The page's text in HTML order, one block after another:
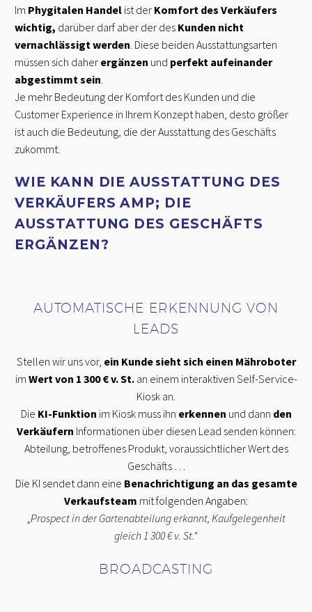
Im Phygitalen Handel ist der Komfort des Verkäufers
wichtig, darüber darf aber der des Kunden nicht
vernachlässigt werden . Diese beiden Ausstattungsarten
müssen sich daher ergänzen und perfekt aufeinander
abgestimmt sein
Je mehr Bedeutung der Komfort des Kunden und die
Customer Experience in Ihrem Konzept haben, desto größer
ist auch die Bedeutung, die der Ausstattung des Geschäfts
zukommt.
WIE KANN DIE AUSSTATTUNG DES
VERKÄUFERS AMP; DIE
AUSSTATTUNG DES GESCHÄFTS
ERGÄNZEN?
AUTOMATISCHE ERKENNUNG VON
LEADS
Stellen wir uns vor, ein Kunde sieht sich einen Mähroboter
im Wert von 1 300 € v. St. an einem interaktiven Self-Service-
Kiosk an.
Die KI-Funktion im Kiosk muss ihn erkennen und dann den
Verkäufern Informationen über diesen Lead senden können:
Abteilung, betroffenes Produkt, voraussichtlicher Wert des
Geschäfts …
Die KI sendet dann eine Benachrichtigung an das gesamte
Verkaufsteam mit folgenden Angaben:
Prospect in der Gartenabteilung erkannt, Kaufgelegenheit
gleich 1 300 € v. St.“
BROADCASTING